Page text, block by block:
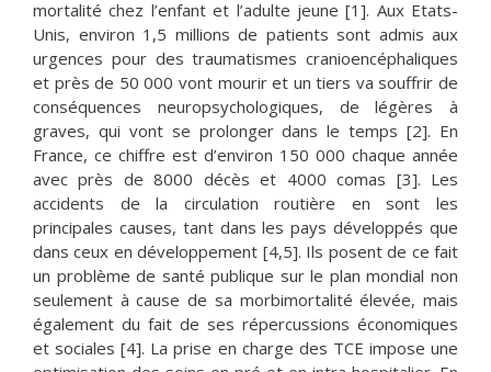
mortalité chez l’enfant et l’adulte jeune [1]. Aux Etats-
Unis, environ 1,5 millions de patients sont admis aux
urgences pour des traumatismes cranioencéphaliques
et près de 50 000 vont mourir et un tiers va souffrir de
conséquences neuropsychologiques, de légères à
graves, qui vont se prolonger dans le temps [2]. En
France, ce chiffre est d’environ 150 000 chaque année
avec près de 8000 décès et 4000 comas [3]. Les
accidents de la circulation routière en sont les
principales causes, tant dans les pays développés que
dans ceux en développement [4,5]. Ils posent de ce fait
un problème de santé publique sur le plan mondial non
seulement à cause de sa morbimortalité élevée, mais
également du fait de ses répercussions économiques
et sociales [4]. La prise en charge des TCE impose une